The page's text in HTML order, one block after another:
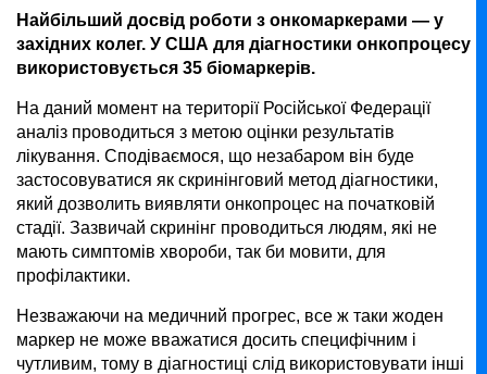
Найбільший досвід роботи з онкомаркерами — у
західних колег. У США для діагностики онкопроцесу
використовується 35 біомаркерів.
На даний момент на території Російської Федерації
аналіз проводиться з метою оцінки результатів
лікування. Сподіваємося, що незабаром він буде
застосовуватися як скринінговий метод діагностики,
який дозволить виявляти онкопроцес на початковій
стадії. Зазвичай скринінг проводиться людям, які не
мають симптомів хвороби, так би мовити, для
профілактики.
Незважаючи на медичний прогрес, все ж таки жоден
маркер не може вважатися досить специфічним і
чутливим, тому в діагностиці слід використовувати інші